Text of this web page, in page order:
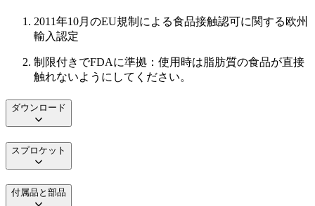
2011年10月のEU規制による食品接触認可に関する欧州
輸入認定
制限付きでFDAに準拠：使用時は脂肪質の食品が直接
触れないようにしてください。
ダウンロード
スプロケット
付属品と部品